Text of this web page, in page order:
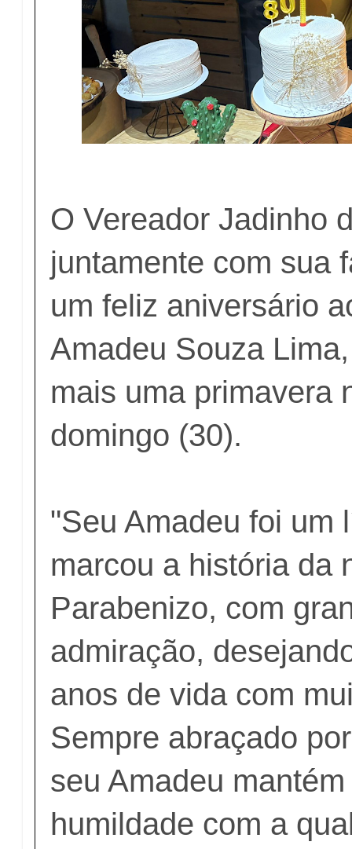
O Vereador Jadinho
juntamente com sua
um feliz aniversário
Amadeu Souza
mais uma primavera
domingo (30).
"Seu Amadeu foi um
marcou a história da
Parabenizo, com
admiração,
anos de vida com
Sempre abraçado
seu Amadeu
humildade com a